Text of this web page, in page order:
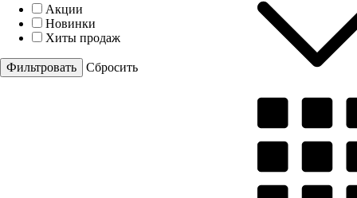
Акции
Новинки
Хиты продаж
Cбросить